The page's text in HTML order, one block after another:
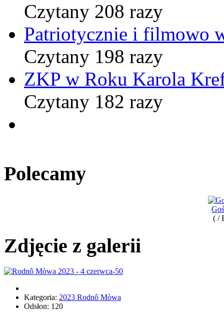
Czytany 208 razy
Patriotycznie i filmowo
Czytany 198 razy
ZKP w Roku Karola
Czytany 182 razy
Polecamy
( /
Zdjęcie z galerii
Kategoria: 2023 Rodnô Mòwa
Odsłon: 120